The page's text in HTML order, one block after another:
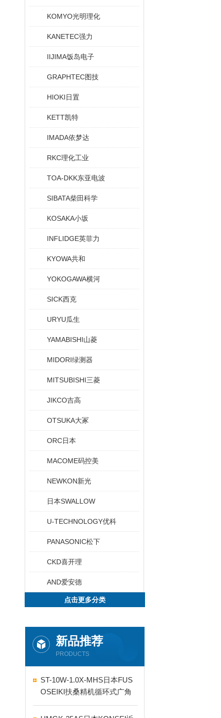
KOMYO光明理化
KANETEC强力
IIJIMA饭岛电子
GRAPHTEC图技
HIOKI日置
KETT凯特
IMADA依梦达
RKC理化工业
TOA-DKK东亚电波
SIBATA柴田科学
KOSAKA小坂
INFLIDGE英菲力
KYOWA共和
YOKOGAWA横河
SICK西克
URYU瓜生
YAMABISHI山菱
MIDORI绿测器
MITSUBISHI三菱
JIKCO吉高
OTSUKA大冢
ORC日本
MACOME码控美
NEWKON新光
日本SWALLOW
U-TECHNOLOGY优科
PANASONIC松下
CKD喜开理
AND爱安德
点击更多分类
新品推荐
PRODUCTS
ST-10W-1.0X-MHS日本FUS
OSEIKI扶桑精机循环式广角
自动喷嘴